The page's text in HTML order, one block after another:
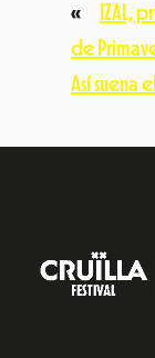
«
IZAL,
de
Así suena